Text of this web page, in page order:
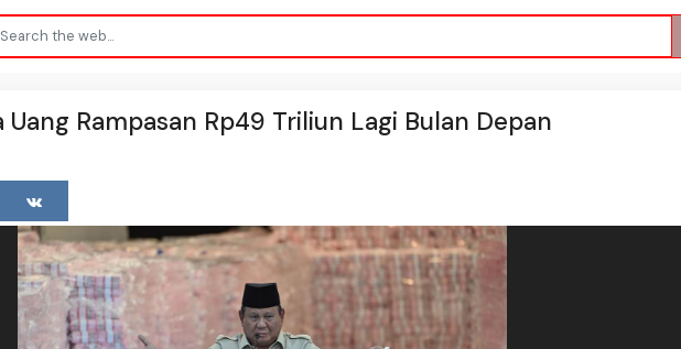
Uang Rampasan Rp49 Triliun Lagi Bulan Depan